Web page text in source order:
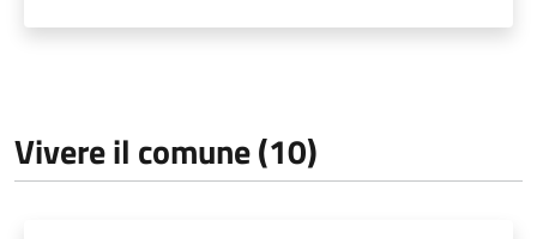
Vivere il comune (10)